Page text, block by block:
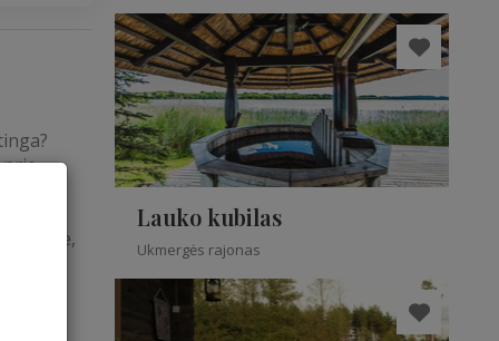
prie
ore,
Lauko kubilas
Ukmergės rajonas